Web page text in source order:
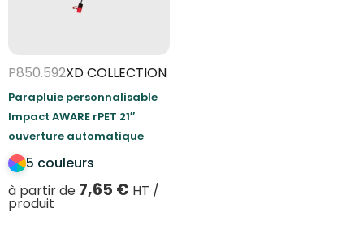
P850.592XD COLLECTION
Parapluie personnalisable
Impact AWARE rPET 21″
ouverture automatique
5 couleurs
à partir de 7,65 € HT /
produit